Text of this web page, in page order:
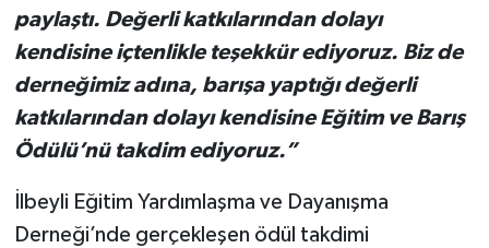
paylaştı. Değerli katkılarından dolayı
kendisine içtenlikle teşekkür ediyoruz. Biz de
derneğimiz adına, barışa yaptığı değerli
katkılarından dolayı kendisine Eğitim ve Barış
Ödülü’nü takdim ediyoruz.”
İlbeyli Eğitim Yardımlaşma ve Dayanışma
Derneği’nde gerçekleşen ödül takdimi